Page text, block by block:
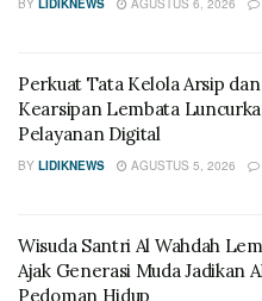
BY LIDIKNEWS AGUSTUS 6, 2026
Perkuat Tata Kelola Arsip
Kearsipan Lembata
Pelayanan Digital
BY LIDIKNEWS AGUSTUS 5, 2026
Wisuda Santri Al Wahdah
Ajak Generasi Muda Jadikan
Pedoman Hidup